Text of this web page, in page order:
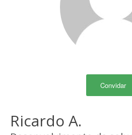
Convidar
Ricardo A.